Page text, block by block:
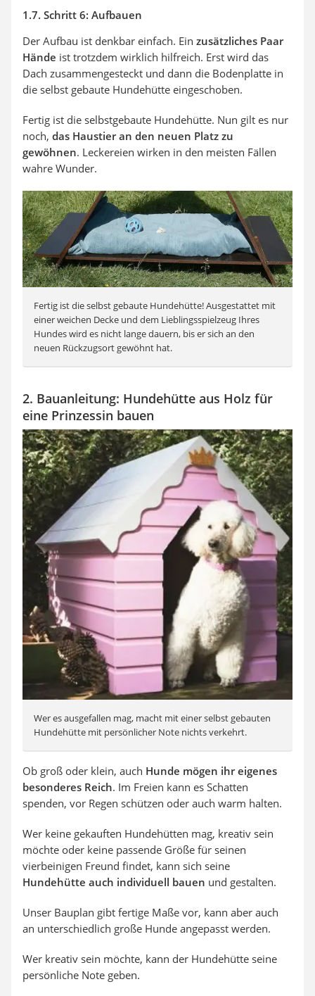
1.7. Schritt 6: Aufbauen
Der Aufbau ist denkbar einfach. Ein zusätzliches Paar
Hände ist trotzdem wirklich hilfreich. Erst wird das
Dach zusammengesteckt und dann die Bodenplatte in
die selbst gebaute Hundehütte eingeschoben.
Fertig ist die selbstgebaute Hundehütte. Nun gilt es nur
noch, das Haustier an den neuen Platz zu
gewöhnen. Leckereien wirken in den meisten Fällen
wahre Wunder.
Fertig ist die selbst gebaute Hundehütte! Ausgestattet mit
einer weichen Decke und dem Lieblingsspielzeug Ihres
Hundes wird es nicht lange dauern, bis er sich an den
neuen Rückzugsort gewöhnt hat.
2. Bauanleitung: Hundehütte aus Holz für
eine Prinzessin bauen
Wer es ausgefallen mag, macht mit einer selbst gebauten
Hundehütte mit persönlicher Note nichts verkehrt.
Ob groß oder klein, auch Hunde mögen ihr eigenes
besonderes Reich. Im Freien kann es Schatten
spenden, vor Regen schützen oder auch warm halten.
Wer keine gekauften Hundehütten mag, kreativ sein
möchte oder keine passende Größe für seinen
vierbeinigen Freund findet, kann sich seine
Hundehütte auch individuell bauen und gestalten.
Unser Bauplan gibt fertige Maße vor, kann aber auch
an unterschiedlich große Hunde angepasst werden.
Wer kreativ sein möchte, kann der Hundehütte seine
persönliche Note geben.